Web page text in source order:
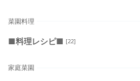
菜園料理
■料理レシピ■ [22]
家庭菜園